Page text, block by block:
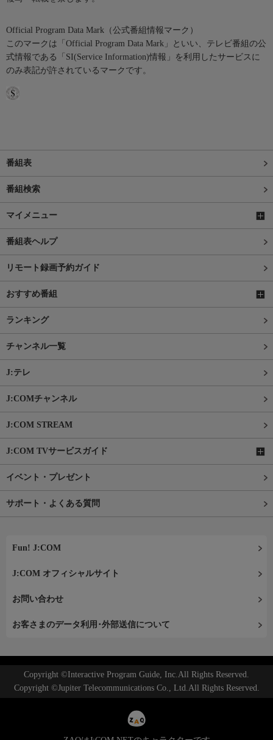
Official Program Data Mark（公式番組情報マーク）
このマークは「Official Program Data Mark」といい、テレビ番組の公
式情報である「SI(Service Information)情報」を利用したサービスに
のみ表記が許されているマークです。
番組表
番組検索
マイメニュー
番組表ヘルプ
リモート録画予約ガイド
おすすめ番組
ランキング
チャンネル一覧
J:テレ
J:COMチャンネル
J:COM STREAM
J:COM TVサービスガイド
イベント・プレゼント
サポート・よくある質問
Fun! J:COM
J:COM オフィシャルサイト
お問い合わせ
お客さまのデータ利用･外部送信について
Copyright ©Interactive Program Guide, Inc.All Rights Reserved.
Copyright ©Jupiter Telecommunications Co., Ltd.All Rights Reserved.